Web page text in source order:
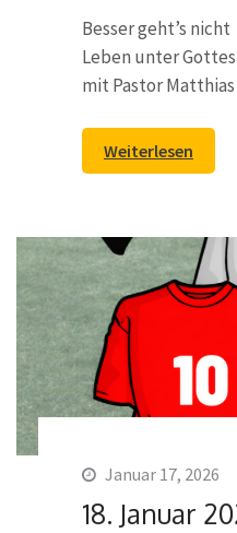
Besser geht’s nicht
Leben unter
mit Pastor
Weiterlesen
Januar 17, 2026
18. Januar